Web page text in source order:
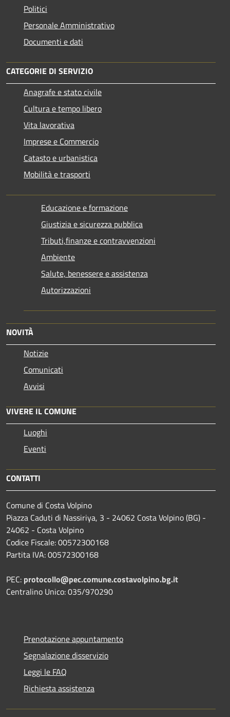
Politici
Personale Amministrativo
Documenti e dati
CATEGORIE DI SERVIZIO
Anagrafe e stato civile
Cultura e tempo libero
Vita lavorativa
Imprese e Commercio
Catasto e urbanistica
Mobilità e trasporti
Educazione e formazione
Giustizia e sicurezza pubblica
Tributi,finanze e contravvenzioni
Ambiente
Salute, benessere e assistenza
Autorizzazioni
NOVITÀ
Notizie
Comunicati
Avvisi
VIVERE IL COMUNE
Luoghi
Eventi
CONTATTI
Comune di Costa Volpino
Piazza Caduti di Nassiriya, 3 - 24062 Costa Volpino (BG) -
24062 - Costa Volpino
Codice Fiscale: 00572300168
Partita IVA: 00572300168
PEC: protocollo@pec.comune.costavolpino.bg.it
Centralino Unico: 035/970290
Prenotazione appuntamento
Segnalazione disservizio
Leggi le FAQ
Richiesta assistenza